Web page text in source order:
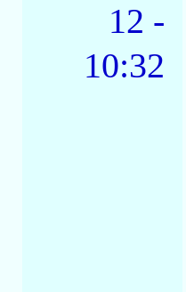
12 -
10:32